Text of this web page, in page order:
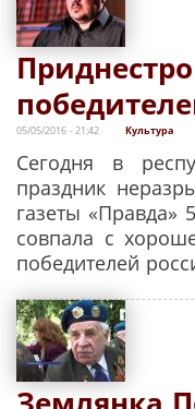
05/05/2016 - 21:42 Культура
Сегодня в
праздник
газеты «Правда»
совпала с
победителей